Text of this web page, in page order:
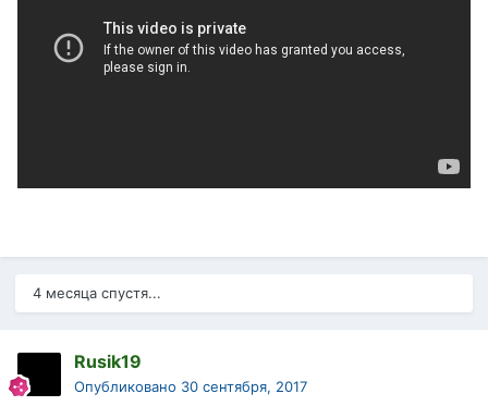
4 месяца спустя...
Rusik19
Опубликовано 30 сентября, 2017